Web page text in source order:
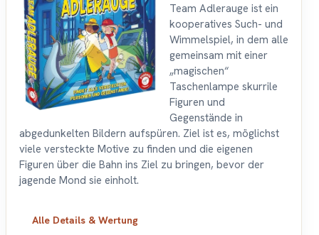
Team Adlerauge ist ein
kooperatives Such- und
Wimmelspiel, in dem alle
gemeinsam mit einer
„magischen“
Taschenlampe skurrile
Figuren und
Gegenstände in
abgedunkelten Bildern aufspüren. Ziel ist es, möglichst
viele versteckte Motive zu finden und die eigenen
Figuren über die Bahn ins Ziel zu bringen, bevor der
jagende Mond sie einholt.
Alle Details & Wertung